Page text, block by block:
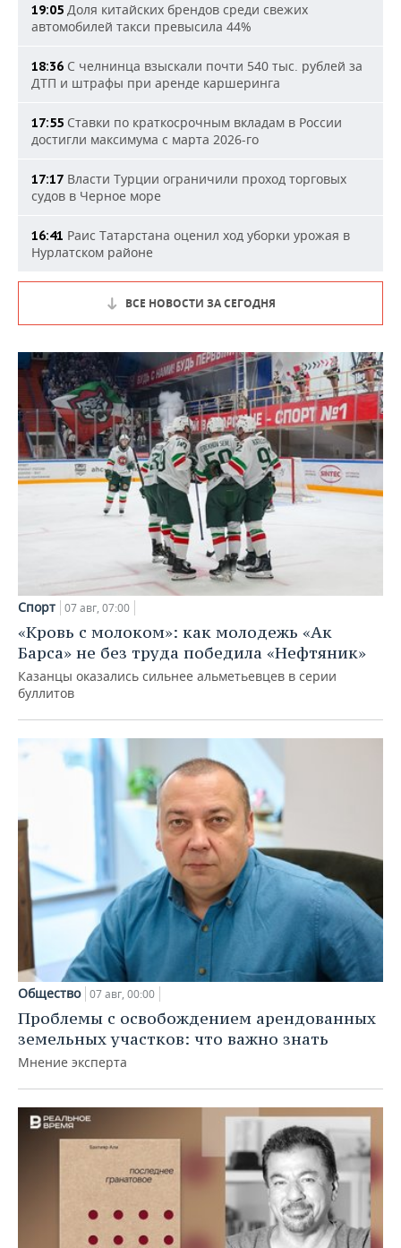
19:05 Доля китайских брендов среди свежих
автомобилей такси превысила 44%
18:36 С челнинца взыскали почти 540 тыс. рублей за
ДТП и штрафы при аренде каршеринга
17:55 Ставки по краткосрочным вкладам в России
достигли максимума с марта 2026-го
17:17 Власти Турции ограничили проход торговых
судов в Черное море
16:41 Раис Татарстана оценил ход уборки урожая в
Нурлатском районе
ВСЕ НОВОСТИ ЗА СЕГОДНЯ
Спорт 07 авг, 07:00
«Кровь с молоком»: как молодежь «Ак
Барса» не без труда победила «Нефтяник»
Казанцы оказались сильнее альметьевцев в серии
буллитов
Общество 07 авг, 00:00
Проблемы с освобождением арендованных
земельных участков: что важно знать
Мнение эксперта